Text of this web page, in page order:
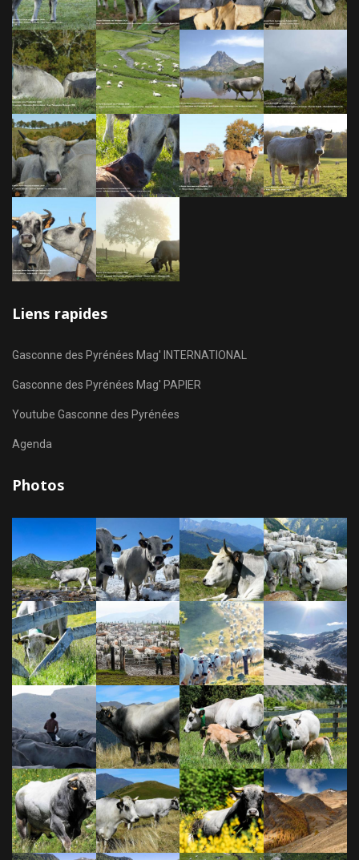
Liens rapides
Gasconne des Pyrénées Mag' INTERNATIONAL
Gasconne des Pyrénées Mag' PAPIER
Youtube Gasconne des Pyrénées
Agenda
Photos